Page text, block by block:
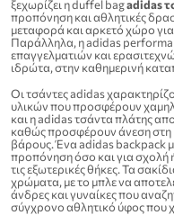
ξεχωρίζει η duffel bagadidas
προπόνηση και αθλητικές
μεταφορά και αρκετό χώρο
Παράλληλα, η adidas
επαγγελματιών και
ιδρώτα, στην καθημερινή
Οι τσάντες adidas
υλικών που προσφέρουν
και η adidas τσάντα πλάτης
καθώς προσφέρουν άνεση στη
βάρους. Ένα adidas backpack
προπόνηση όσο και για σχολή
τις εξωτερικές θήκες. Τα
χρώματα, με το μπλε να
άνδρες και γυναίκες που
σύγχρονο αθλητικό ύφος που